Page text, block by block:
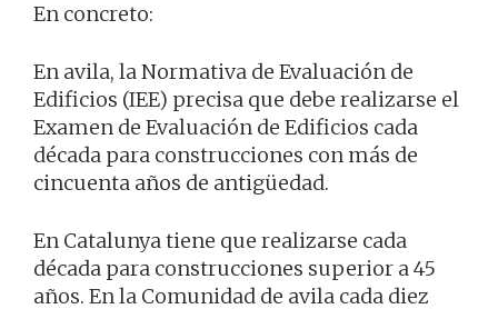
En concreto:
En avila, la Normativa de Evaluación de
Edificios (IEE) precisa que debe realizarse el
Examen de Evaluación de Edificios cada
década para construcciones con más de
cincuenta años de antigüedad.
En Catalunya tiene que realizarse cada
década para construcciones superior a 45
años. En la Comunidad de avila cada diez